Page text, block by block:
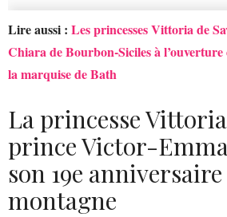
Lire aussi : Les princesses Vittoria de
Chiara de Bourbon-Siciles à
la marquise de Bath
La princesse
prince Victor-
son 19e
montagne